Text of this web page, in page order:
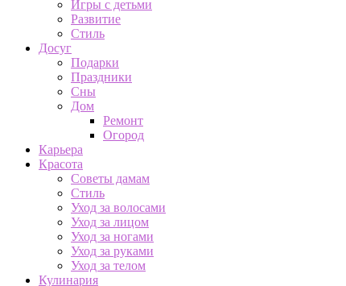
Игры с детьми
Развитие
Стиль
Досуг
Подарки
Праздники
Сны
Дом
Ремонт
Огород
Карьера
Красота
Советы дамам
Стиль
Уход за волосами
Уход за лицом
Уход за ногами
Уход за руками
Уход за телом
Кулинария